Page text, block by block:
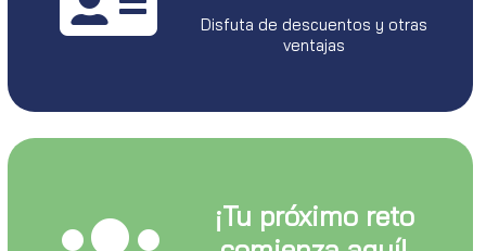
Disfuta de descuentos y otras
ventajas
¡Tu próximo reto